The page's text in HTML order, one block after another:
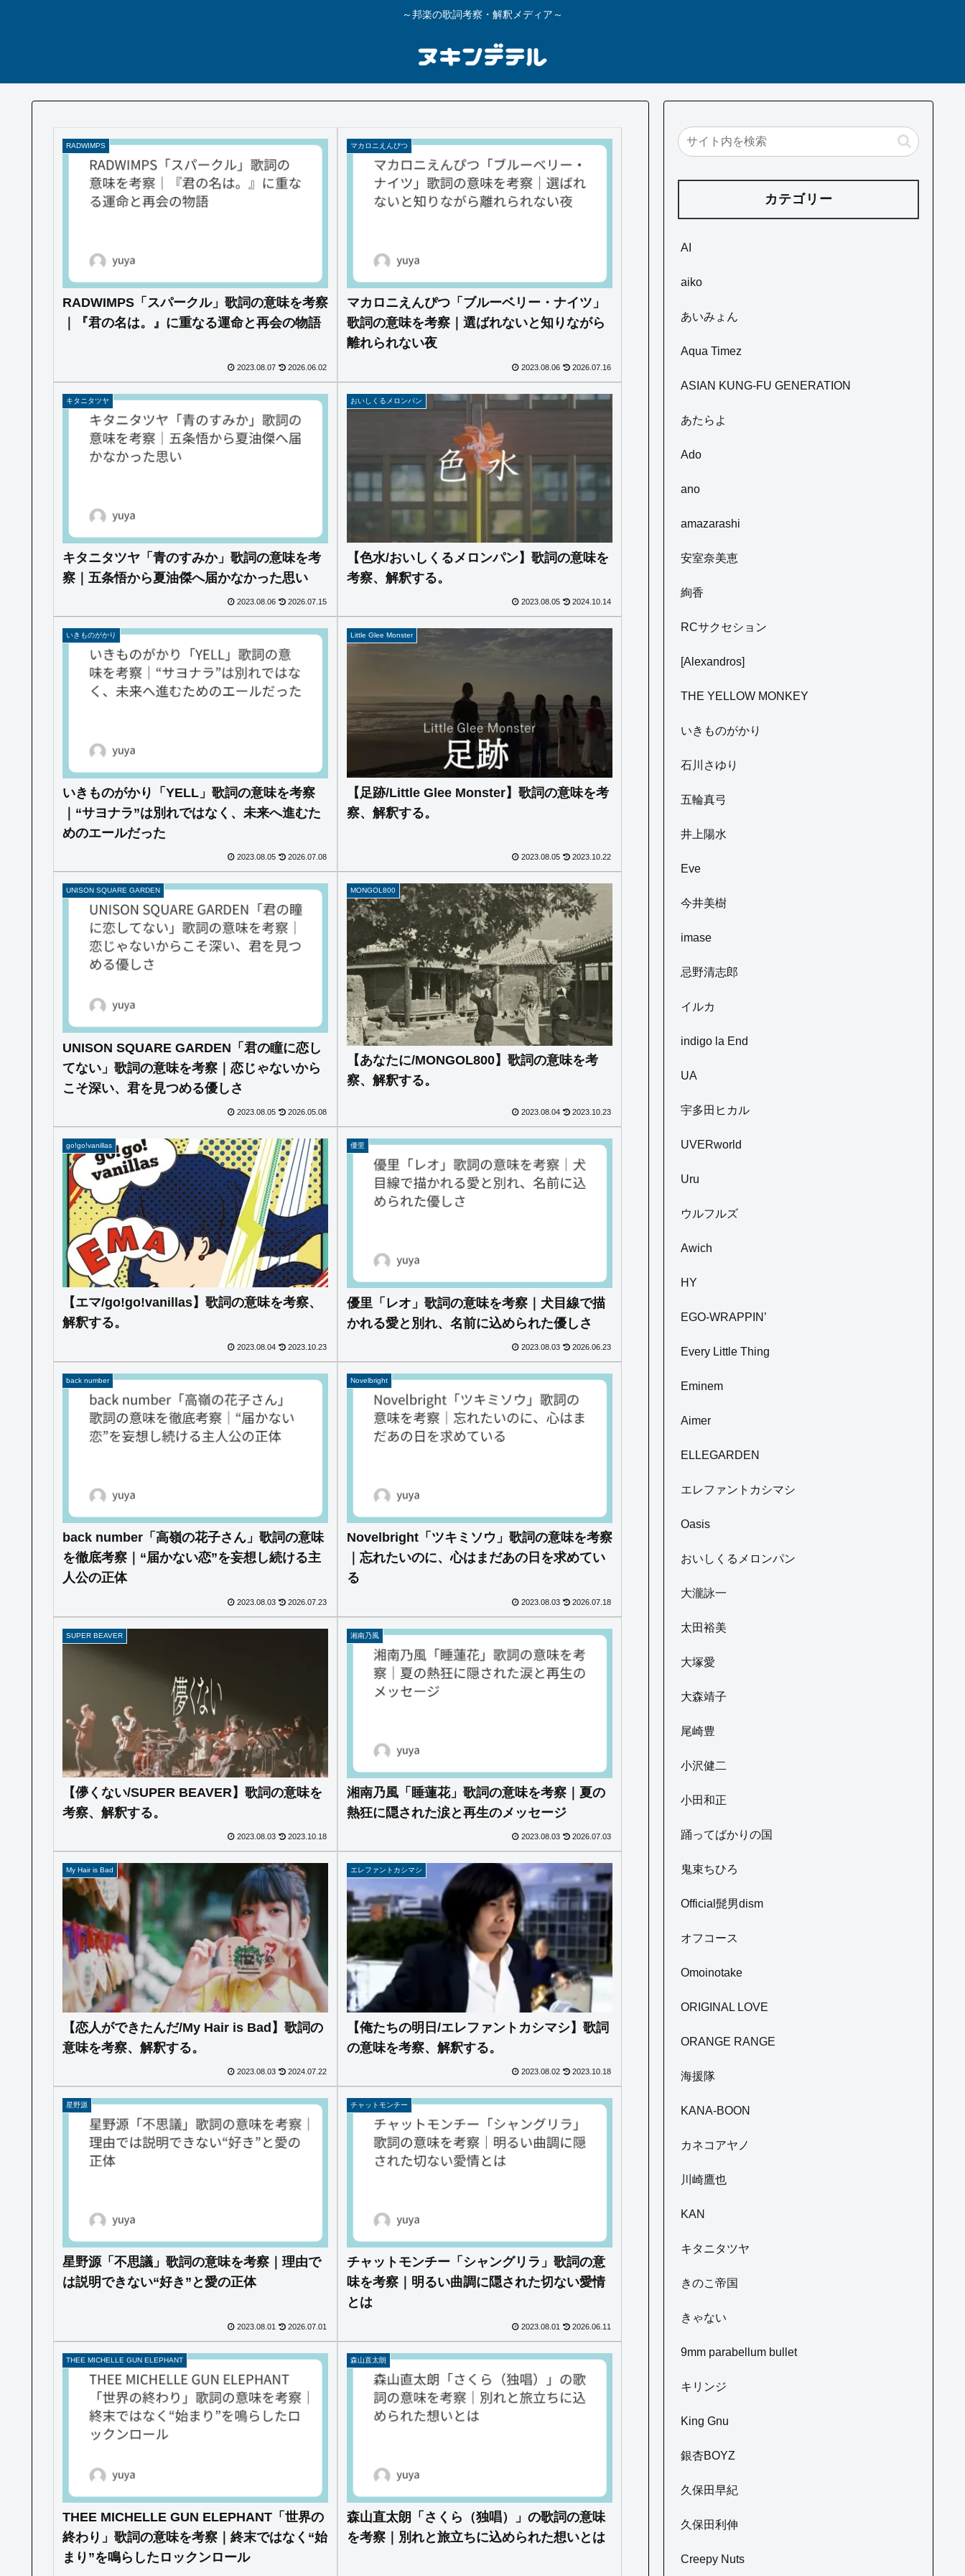
～邦楽の歌詞考察・解釈メディア～
RADWIMPS
RADWIMPS「スパークル」歌詞の意味を考察
｜『君の名は。』に重なる運命と再会の物語
2023.08.07 2026.06.02
マカロニえんぴつ
マカロニえんぴつ「ブルーベリー・ナイツ」
歌詞の意味を考察｜選ばれないと知りながら
離れられない夜
2023.08.06 2026.07.16
キタニタツヤ
キタニタツヤ「青のすみか」歌詞の意味を考
察｜五条悟から夏油傑へ届かなかった思い
2023.08.06 2026.07.15
おいしくるメロンパン
【色水/おいしくるメロンパン】歌詞の意味を
考察、解釈する。
2023.08.05 2024.10.14
いきものがかり
いきものがかり「YELL」歌詞の意味を考察
｜“サヨナラ”は別れではなく、未来へ進むた
めのエールだった
2023.08.05 2026.07.08
Little Glee Monster
【足跡/Little Glee Monster】歌詞の意味を考
察、解釈する。
2023.08.05 2023.10.22
UNISON SQUARE GARDEN
UNISON SQUARE GARDEN「君の瞳に恋し
てない」歌詞の意味を考察｜恋じゃないから
こそ深い、君を見つめる優しさ
2023.08.05 2026.05.08
MONGOL800
【あなたに/MONGOL800】歌詞の意味を考
察、解釈する。
2023.08.04 2023.10.23
go!go!vanillas
【エマ/go!go!vanillas】歌詞の意味を考察、
解釈する。
2023.08.04 2023.10.23
優里
優里「レオ」歌詞の意味を考察｜犬目線で描
かれる愛と別れ、名前に込められた優しさ
2023.08.03 2026.06.23
back number
back number「高嶺の花子さん」歌詞の意味
を徹底考察｜“届かない恋”を妄想し続ける主
人公の正体
2023.08.03 2026.07.23
Novelbright
Novelbright「ツキミソウ」歌詞の意味を考察
｜忘れたいのに、心はまだあの日を求めてい
る
2023.08.03 2026.07.18
SUPER BEAVER
【儚くない/SUPER BEAVER】歌詞の意味を
考察、解釈する。
2023.08.03 2023.10.18
湘南乃風
湘南乃風「睡蓮花」歌詞の意味を考察｜夏の
熱狂に隠された涙と再生のメッセージ
2023.08.03 2026.07.03
My Hair is Bad
【恋人ができたんだ/My Hair is Bad】歌詞の
意味を考察、解釈する。
2023.08.03 2024.07.22
エレファントカシマシ
【俺たちの明日/エレファントカシマシ】歌詞
の意味を考察、解釈する。
2023.08.02 2023.10.18
星野源
星野源「不思議」歌詞の意味を考察｜理由で
は説明できない“好き”と愛の正体
2023.08.01 2026.07.01
チャットモンチー
チャットモンチー「シャングリラ」歌詞の意
味を考察｜明るい曲調に隠された切ない愛情
とは
2023.08.01 2026.06.11
THEE MICHELLE GUN ELEPHANT
THEE MICHELLE GUN ELEPHANT「世界の
終わり」歌詞の意味を考察｜終末ではなく“始
まり”を鳴らしたロックンロール
森山直太朗
森山直太朗「さくら（独唱）」の歌詞の意味
を考察｜別れと旅立ちに込められた想いとは
カテゴリー
AI
aiko
あいみょん
Aqua Timez
ASIAN KUNG-FU GENERATION
あたらよ
Ado
ano
amazarashi
安室奈美恵
絢香
RCサクセション
[Alexandros]
THE YELLOW MONKEY
いきものがかり
石川さゆり
五輪真弓
井上陽水
Eve
今井美樹
imase
忌野清志郎
イルカ
indigo la End
UA
宇多田ヒカル
UVERworld
Uru
ウルフルズ
Awich
HY
EGO-WRAPPIN’
Every Little Thing
Eminem
Aimer
ELLEGARDEN
エレファントカシマシ
Oasis
おいしくるメロンパン
大瀧詠一
太田裕美
大塚愛
大森靖子
尾崎豊
小沢健二
小田和正
踊ってばかりの国
鬼束ちひろ
Official髭男dism
オフコース
Omoinotake
ORIGINAL LOVE
ORANGE RANGE
海援隊
KANA-BOON
カネコアヤノ
川崎鷹也
KAN
キタニタツヤ
きのこ帝国
きゃない
9mm parabellum bullet
キリンジ
King Gnu
銀杏BOYZ
久保田早紀
久保田利伸
Creepy Nuts